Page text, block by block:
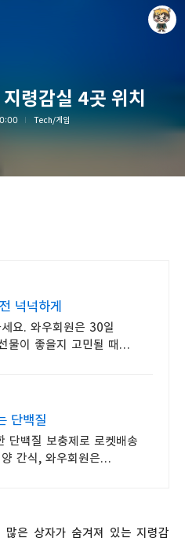
령감실 4곳 위치
Tech/게임
넉넉하게
요. 와우회원은 30일
물이 좋을지 고민될 때
단백질
단백질 보충제로 로켓배송
간식, 와우회원은
은 상자가 숨겨져 있는 지령감
: Photo and Story